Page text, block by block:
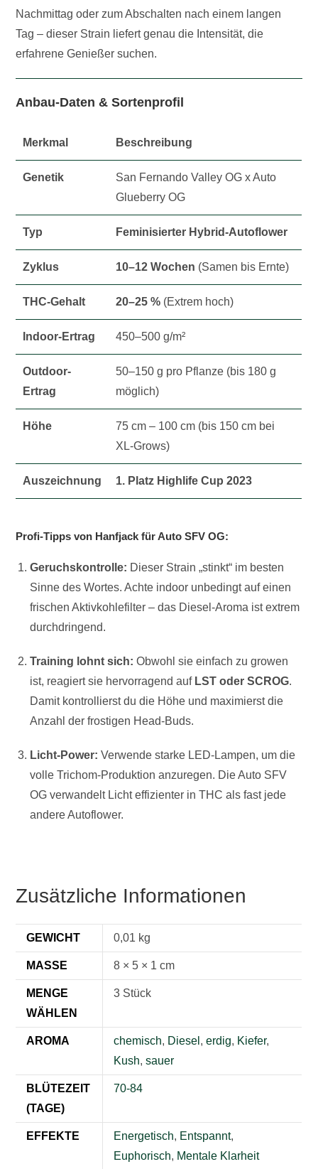
Nachmittag oder zum Abschalten nach einem langen
Tag – dieser Strain liefert genau die Intensität, die
erfahrene Genießer suchen.
Anbau-Daten & Sortenprofil
Merkmal Beschreibung
Genetik
San Fernando Valley OG x Auto
Glueberry OG
Typ Feminisierter Hybrid-Autoflower
Zyklus 10–12 Wochen (Samen bis Ernte)
THC-Gehalt 20–25 % (Extrem hoch)
Indoor-Ertrag 450–500 g/m²
Outdoor-
Ertrag
50–150 g pro Pflanze (bis 180 g
möglich)
Höhe
75 cm – 100 cm (bis 150 cm bei
XL-Grows)
Auszeichnung 1. Platz Highlife Cup 2023
Profi-Tipps von Hanfjack für Auto SFV OG:
Geruchskontrolle: Dieser Strain „stinkt“ im besten
Sinne des Wortes. Achte indoor unbedingt auf einen
frischen Aktivkohlefilter – das Diesel-Aroma ist extrem
durchdringend.
Training lohnt sich: Obwohl sie einfach zu growen
ist, reagiert sie hervorragend auf LST oder SCROG.
Damit kontrollierst du die Höhe und maximierst die
Anzahl der frostigen Head-Buds.
Licht-Power: Verwende starke LED-Lampen, um die
volle Trichom-Produktion anzuregen. Die Auto SFV
OG verwandelt Licht effizienter in THC als fast jede
andere Autoflower.
Zusätzliche Informationen
GEWICHT 0,01 kg
MASSE 8 × 5 × 1 cm
MENGE
WÄHLEN
3 Stück
AROMA chemisch, Diesel ,erdig, Kiefer,
Kush,sauer
BLÜTEZEIT
(TAGE)
70-84
EFFEKTE Energetisch, Entspannt,
Euphorisch, Mentale Klarheit